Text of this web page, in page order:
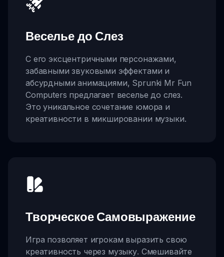
Веселье до Слез
С его эксцентричными персонажами,
забавными звуковыми эффектами и
абсурдными анимациями, Sprunki Mr Fun
Computers предлагает веселье до слез.
Это уникальное сочетание юмора и
креативности в микшировании музыки.
Творческое Самовыражение
Игра позволяет игрокам выразить свою
креативность через музыку. Смешивайте